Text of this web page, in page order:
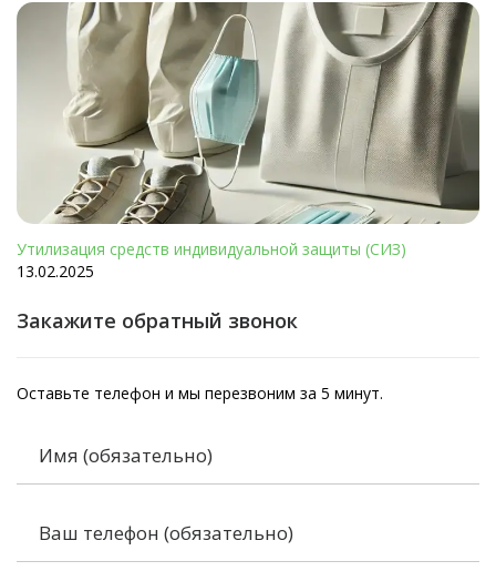
Утилизация средств индивидуальной защиты (СИЗ)
13.02.2025
Закажите обратный звонок
Оставьте телефон и мы перезвоним за 5 минут.